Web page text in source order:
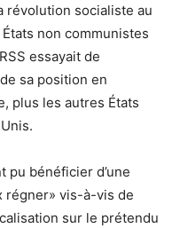
révolution socialiste au
non communistes
essayait de
sa position en
plus les autres États
pu bénéficier d’une
régner» vis-à-vis de
sur le prétendu